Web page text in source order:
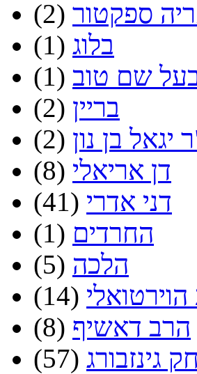
ספקטור (2)
בלוג (1)
שם טוב (1)
בריין (2)
יגאל בן נון (2)
דן אריאלי (8)
דני אדרי (41)
החרדים (1)
הלכה (5)
(14)
הרב דאשיף (8)
גינזבורג (57)